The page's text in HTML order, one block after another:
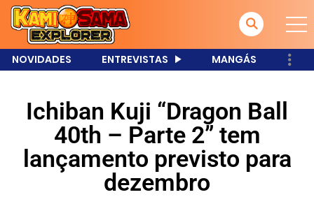
NOVIDADES ENTREVISTAS MANGÁS
Ichiban Kuji “Dragon Ball
40th – Parte 2” tem
lançamento previsto para
dezembro